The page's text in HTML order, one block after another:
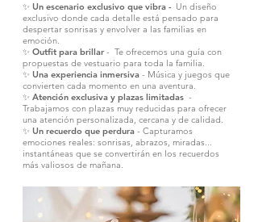
✨ Un escenario exclusivo que vibra - Un diseño
exclusivo donde cada detalle está pensado para
despertar sonrisas y envolver a las familias en
emoción.
✨ Outfit para brillar - Te ofrecemos una guía con
propuestas de vestuario para toda la familia.
✨ Una experiencia inmersiva - Música y juegos que
convierten cada momento en una aventura.
✨ Atención exclusiva y plazas limitadas -
Trabajamos con plazas muy reducidas para ofrecer
una atención personalizada, cercana y de calidad.
✨ Un recuerdo que perdura - Capturamos
emociones reales: sonrisas, abrazos, miradas...
instantáneas que se convertirán en los recuerdos
más valiosos de mañana.